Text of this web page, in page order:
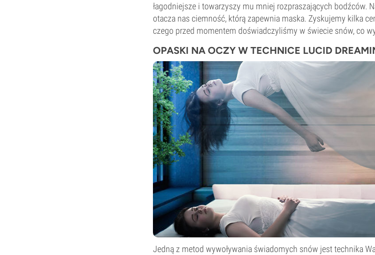
łagodniejsze i towarzyszy mu mniej rozpraszających bodźców.
otacza nas ciemność, którą zapewnia maska. Zyskujemy kilka
czego przed momentem doświadczyliśmy w świecie snów, co
OPASKI NA OCZY W TECHNICE LUCID
Jedną z metod wywoływania świadomych snów jest technika